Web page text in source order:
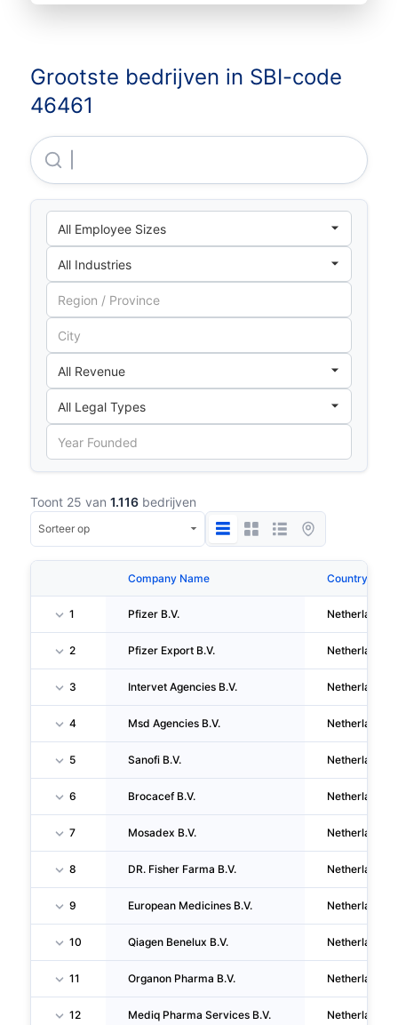
Grootste bedrijven in SBI-code
46461
Toont 25 van 1.116 bedrijven
Company Name Country
1 Pfizer B.V. Netherlands
2 Pfizer Export B.V. Netherlands
3 Intervet Agencies B.V. Netherlands
4 Msd Agencies B.V. Netherlands
5 Sanofi B.V. Netherlands
6 Brocacef B.V. Netherlands
7 Mosadex B.V. Netherlands
8 DR. Fisher Farma B.V. Netherlands
9 European Medicines B.V. Netherlands
10 Qiagen Benelux B.V. Netherlands
11 Organon Pharma B.V. Netherlands
12 Mediq Pharma Services B.V. Netherlands